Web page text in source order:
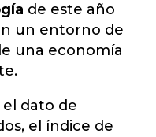
de este año
un entorno de
una economía
dato de
el índice de